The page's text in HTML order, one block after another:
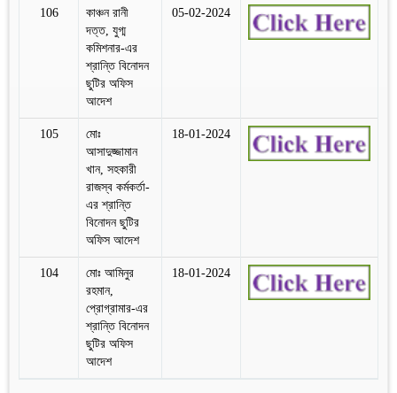
106
কাঞ্চন রানী
দত্ত, যুগ্ম
কমিশনার-এর
শ্রান্তি বিনোদন
ছুটির অফিস
আদেশ
05-02-2024
105
মোঃ
আসাদুজ্জামান
খান, সহকারী
রাজস্ব কর্মকর্তা-
এর শ্রান্তি
বিনোদন ছুটির
অফিস আদেশ
18-01-2024
104
মোঃ আমিনুর
রহমান,
প্রোগ্রামার-এর
শ্রান্তি বিনোদন
ছুটির অফিস
আদেশ
18-01-2024